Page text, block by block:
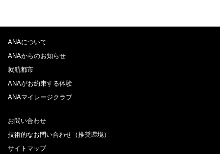
ANAについて
ANAからのお知らせ
就航都市
ANAがお約束する体験
ANAマイレージクラブ
お問い合わせ
技術的なお問い合わせ（推奨環境）
サイトマップ